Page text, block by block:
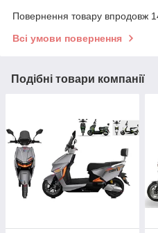
Повернення товару впродовж
Всі умови повернення
Подібні товари компанії